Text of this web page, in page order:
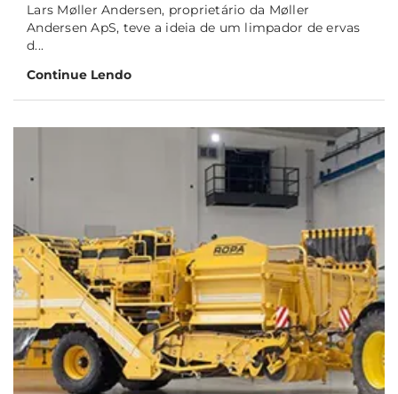
Lars Møller Andersen, proprietário da Møller
Andersen ApS, teve a ideia de um limpador de ervas
d...
Continue Lendo